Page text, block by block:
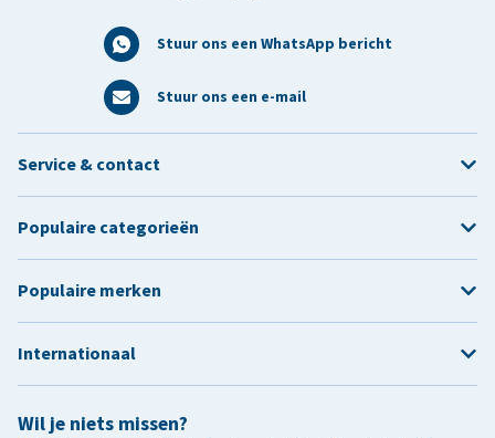
Stuur ons een WhatsApp bericht
Stuur ons een e-mail
Wil je niets missen?
Service & contact
Populaire categorieën
Populaire merken
Internationaal